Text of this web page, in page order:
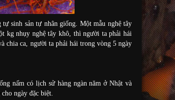
sinh sản tự nhân giống. Một mẫu nghệ tây
kg nhụy nghệ tây khô, thì người ta phải hái
chia ca, người ta phải hái trong vòng 5 ngày
nấm có lịch sử hàng ngàn năm ở Nhật và
ngày đặc biệt.